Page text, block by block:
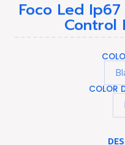
Foco Led
Control
COLOR